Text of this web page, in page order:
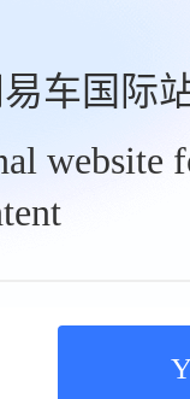
车国际
website
5米因素，大气感还是